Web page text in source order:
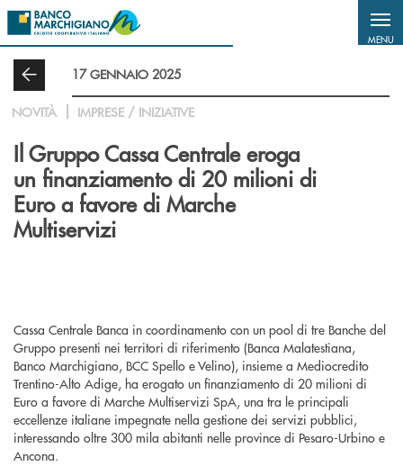
Salta al contenuto principale
MENU
17 GENNAIO 2025
NOVITÀ IMPRESE / INIZIATIVE
Il Gruppo Cassa Centrale eroga
un finanziamento di 20 milioni di
Euro a favore di Marche
Multiservizi
Cassa Centrale Banca in coordinamento con un pool di tre Banche del
Gruppo presenti nei territori di riferimento (Banca Malatestiana,
Banco Marchigiano, BCC Spello e Velino), insieme a Mediocredito
Trentino-Alto Adige, ha erogato un finanziamento di 20 milioni di
Euro a favore di Marche Multiservizi SpA, una tra le principali
eccellenze italiane impegnate nella gestione dei servizi pubblici,
interessando oltre 300 mila abitanti nelle province di Pesaro-Urbino e
Ancona.